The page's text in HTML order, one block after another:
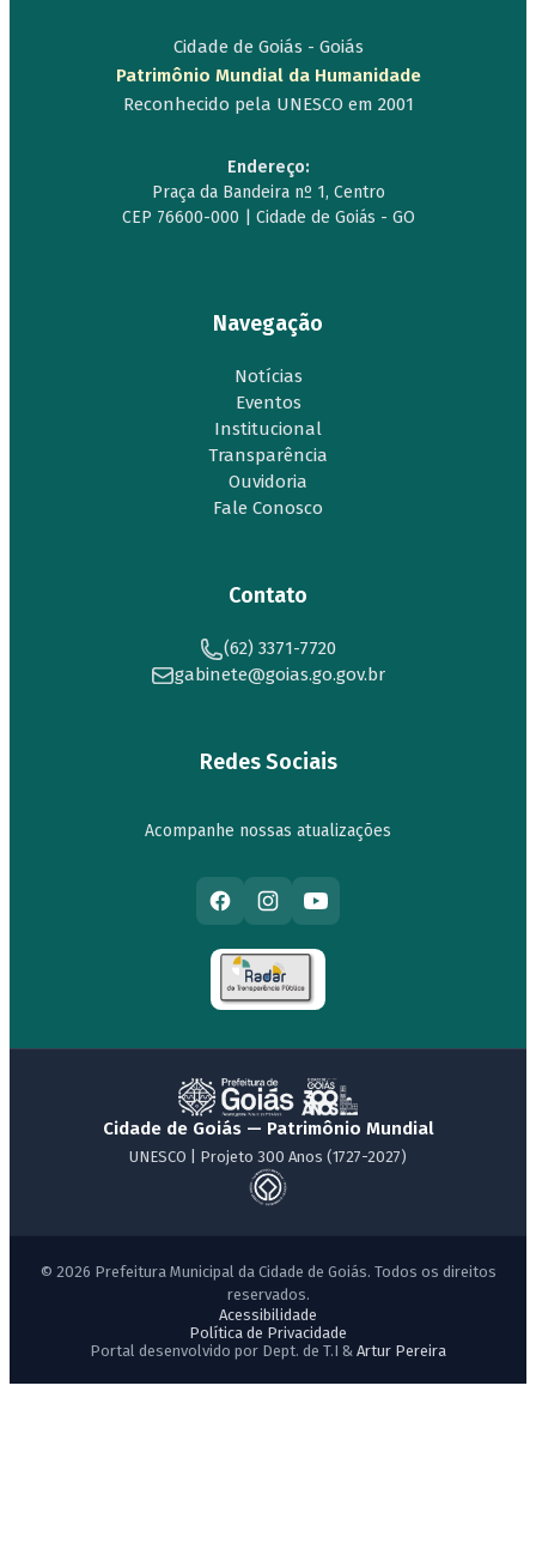
Cidade de Goiás - Goiás
Patrimônio Mundial da Humanidade
Reconhecido pela UNESCO em 2001
Endereço:
Praça da Bandeira nº 1, Centro
CEP 76600-000 | Cidade de Goiás - GO
Navegação
Notícias
Eventos
Institucional
Transparência
Ouvidoria
Fale Conosco
Contato
(62) 3371-7720
gabinete@goias.go.gov.br
Redes Sociais
Acompanhe nossas atualizações
Cidade de Goiás — Patrimônio Mundial
UNESCO | Projeto 300 Anos (1727-2027)
© 2026 Prefeitura Municipal da Cidade de Goiás. Todos os direitos
reservados.
Acessibilidade
Política de Privacidade
Portal desenvolvido por Dept. de T.I & Artur Pereira